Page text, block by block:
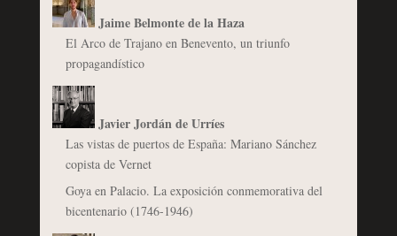
Jaime Belmonte de la Haza
El Arco de Trajano en Benevento, un triunfo
propagandístico
Javier Jordán de Urríes
Las vistas de puertos de España: Mariano Sánchez
copista de Vernet
Goya en Palacio. La exposición conmemorativa del
bicentenario (1746-1946)